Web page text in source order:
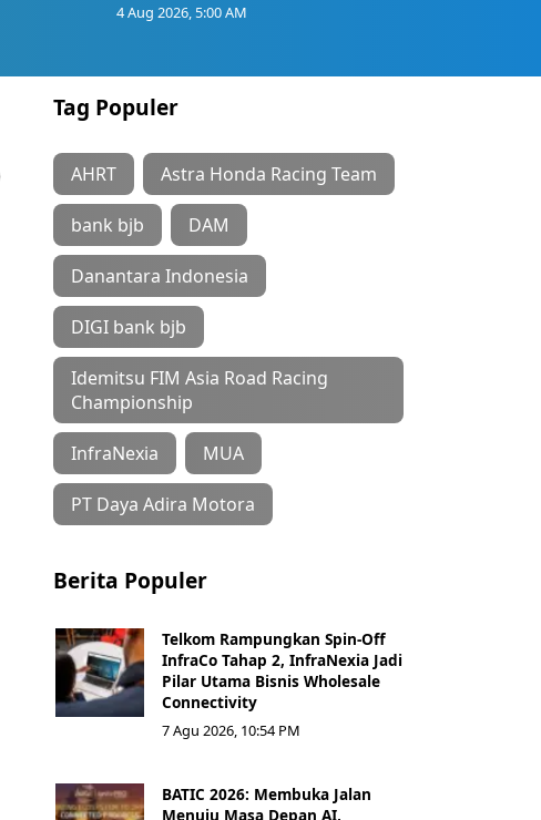
4 Aug 2026, 5:00 AM
Tag Populer
AHRT Astra Honda Racing Team
bank bjb DAM
Danantara Indonesia
DIGI bank bjb
Idemitsu FIM Asia Road Racing
Championship
InfraNexia MUA
PT Daya Adira Motora
Berita Populer
Telkom Rampungkan Spin-Off
InfraCo Tahap 2, InfraNexia Jadi
Pilar Utama Bisnis Wholesale
Connectivity
7 Agu 2026, 10:54 PM
BATIC 2026: Membuka Jalan
Menuju Masa Depan AI,